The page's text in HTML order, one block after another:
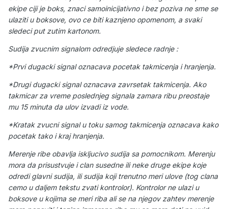
ekipe ciji je boks, znaci samoinicijativno i bez poziva ne sme se
ulaziti u boksove, ovo ce biti kaznjeno opomenom, a svaki
sledeci put zutim kartonom.
Sudija zvucnim signalom odredjuje sledece radnje :
*Prvi dugacki signal oznacava pocetak takmicenja i hranjenja.
*Drugi dugacki signal oznacava zavrsetak takmicenja. Ako
takmicar za vreme poslednjeg signala zamara ribu preostaje
mu 15 minuta da ulov izvadi iz vode.
*Kratak zvucni signal u toku samog takmicenja oznacava kako
pocetak tako i kraj hranjenja.
Merenje ribe obavlja iskljucivo sudija sa pomocnikom. Merenju
mora da prisustvuje i clan susedne ili neke druge ekipe koje
odredi glavni sudija, ili sudija koji trenutno meri ulove (tog clana
cemo u daljem tekstu zvati kontrolor). Kontrolor ne ulazi u
boksove u kojima se meri riba ali se na njegov zahtev merenje